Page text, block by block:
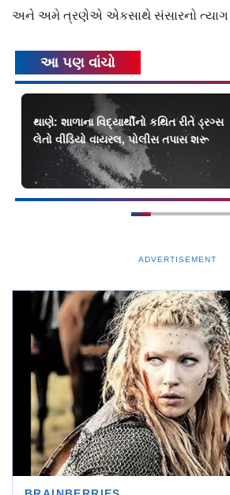
અને અમે ત્રણેએ એકસાથે સંસારનો ત્યાગ
આ પણ વાંચો
થાણે: શાળાના વિદ્યાર્થીનો કથિત રીતે ડ્રગ્સ
લેતો વીડિયો વાયરલ, પોલીસ તપાસ શરૂ
ADVERTISEMENT